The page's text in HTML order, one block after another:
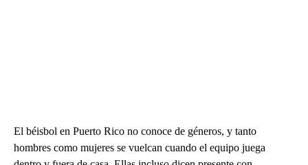
El béisbol en Puerto Rico no conoce de géneros, y tanto
hombres como mujeres se vuelcan cuando el equipo juega